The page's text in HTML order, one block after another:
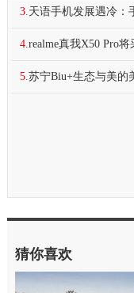
3. 天语手机发展遇冷：
4. realme真我X50 Pro
5. 苏宁Biu+生态与美的
猜你喜欢